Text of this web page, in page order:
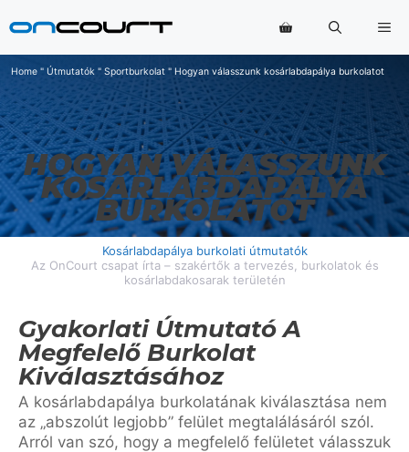
Home " Útmutatók " Sportburkolat " Hogyan válasszunk kosárlabdapálya burkolatot
HOGYAN VÁLASSZUNK
KOSÁRLABDAPÁLYA
BURKOLATOT
Kosárlabdapálya burkolati útmutatók
Az OnCourt csapat írta – szakértők a tervezés, burkolatok és
kosárlabdakosarak területén
Gyakorlati Útmutató A
Megfelelő Burkolat
Kiválasztásához
A kosárlabdapálya burkolatának kiválasztása nem
az „abszolút legjobb” felület megtalálásáról szól.
Arról van szó, hogy a megfelelő felületet válasszuk